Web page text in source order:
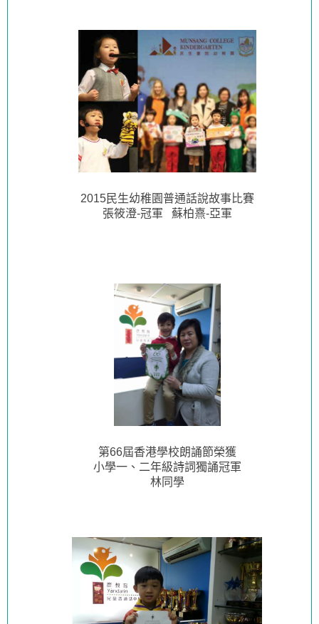
2015民生幼稚園普通話說故事比賽
張筱澄-冠軍 蘇柏熹-亞軍
第66屆香港學校朗誦節榮獲
小學一、二年級詩詞獨誦冠軍
林同學